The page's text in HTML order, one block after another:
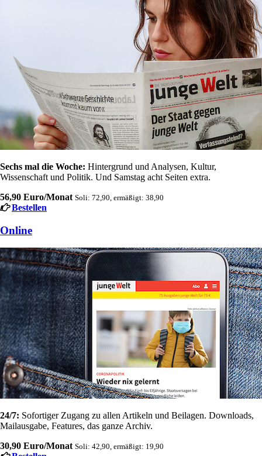
Sechs mal die Woche: Hintergrund und Analysen, Kultur,
Wissenschaft und Politik. Und Samstag acht Seiten extra.
56,90 Euro/Monat Soli: 72,90, ermäßigt: 38,90
Bestellen
Online
24/7: Sofortiger Zugang zu allen Artikeln und Beilagen. Downloads,
Mailausgabe, Features, das ganze Archiv.
30,90 Euro/Monat Soli: 42,90, ermäßigt: 19,90